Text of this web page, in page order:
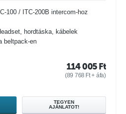
100 / ITC-200B intercom-hoz
hordtáska, kábelek
beltpack-en
114 005 Ft
(89 768 Ft+ áfa)
TEGYEN
AJÁNLATOT!